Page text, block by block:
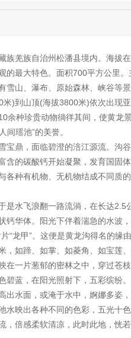
族羌族自治州松潘县境内。海拔
的最大特色。面积700平方公里
雪山、瀑布、原始森林、峡谷等
)到山顶(海拔3800米)依次出现
余种珍贵动物徜徉其间，使黄龙
间瑶池”的美誉。
宝鼎，面临碧澄的涪江源流。沟
含的碳酸钙开始凝聚，发育国固
各种有机物、无机物结成不同质
是水飞浪翻一路流淌，在长达
钙华体。阳光下伴着湍急的水波
“龙甲”。这便是黄龙沟得名的缘由
，如蹄、如掌、如菱角、如宝莲
在一片葱郁的密林之中，穿过苍
碧蓝，在阳光照射下，五彩缤纷
水面，或淹于水中，婀娜多姿，
水映出各种不同的色彩，五光十
，倍感柔软清凉，此时此地，恍若